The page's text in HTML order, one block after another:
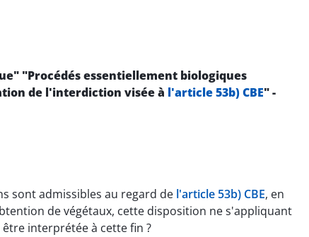
"Procédés essentiellement biologiques
de l'interdiction visée à l'article 53b) CBE" -
sont admissibles au regard de l'article 53b) CBE, en
de végétaux, cette disposition ne s'appliquant
interprétée à cette fin ?